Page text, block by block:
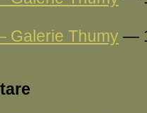
Galerie Thumy —